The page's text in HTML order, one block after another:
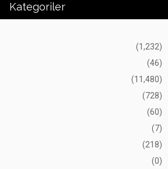
Kategoriler
(1,232)
(46)
(11,480)
(728)
(60)
(7)
(218)
(0)